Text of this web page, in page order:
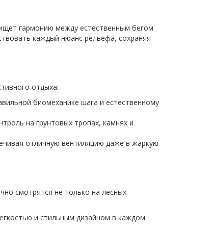
гармонию между естественным бегом
каждый нюанс рельефа, сохраняя
отдыха:
биомеханике шага и естественному
на грунтовых тропах, камнях и
отличную вентиляцию даже в жаркую
смотрятся не только на лесных
и стильным дизайном в каждом